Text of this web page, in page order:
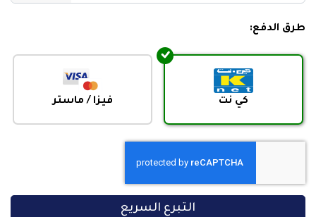
طرق الدفع:
كي نت فيزا / ماستر
التبرع السريع